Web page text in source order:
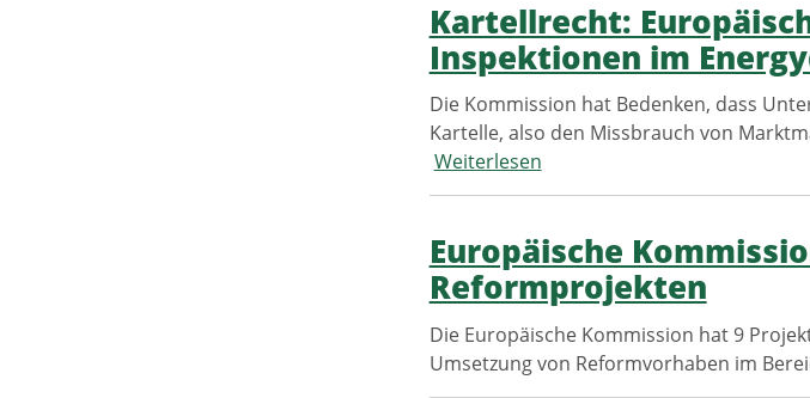
Kartellrecht:
Inspektionen im
Die Kommission hat Bedenken, dass
Kartelle, also den Missbrauch von
Weiterlesen
Europäische
Reformprojekten
Die Europäische Kommission hat 9
Umsetzung von Reformvorhaben im